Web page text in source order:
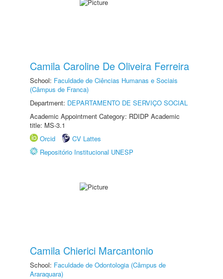
Camila Caroline De Oliveira Ferreira
School: Faculdade de Ciências Humanas e Sociais
(Câmpus de Franca)
Department: DEPARTAMENTO DE SERVIÇO SOCIAL
Academic Appointment Category: RDIDP Academic
title: MS-3.1
Orcid
CV Lattes
Repositório Institucional UNESP
Camila Chierici Marcantonio
School: Faculdade de Odontologia (Câmpus de
Araraquara)